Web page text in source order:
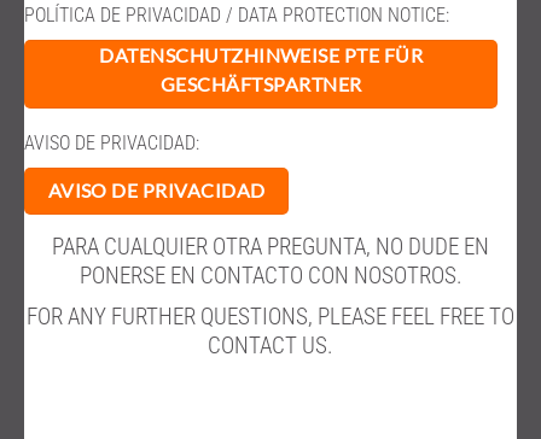
POLÍTICA DE PRIVACIDAD / DATA PROTECTION NOTICE:
DATENSCHUTZHINWEISE PTE FÜR
GESCHÄFTSPARTNER
AVISO DE PRIVACIDAD:
AVISO DE PRIVACIDAD
PARA CUALQUIER OTRA PREGUNTA, NO DUDE EN
PONERSE EN CONTACTO CON NOSOTROS.
FOR ANY FURTHER QUESTIONS, PLEASE FEEL FREE TO
CONTACT US.